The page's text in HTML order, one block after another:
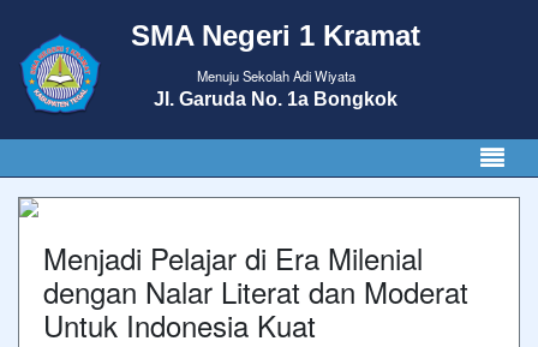
SMA Negeri 1 Kramat
Menuju Sekolah Adi Wiyata
Jl. Garuda No. 1a Bongkok
Menjadi Pelajar di Era Milenial
dengan Nalar Literat dan Moderat
Untuk Indonesia Kuat